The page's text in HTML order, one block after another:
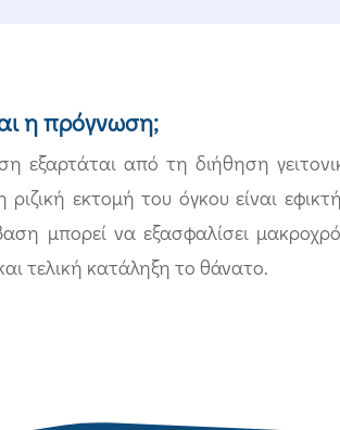
η πρόγνωση;
εξαρτάται από τη διήθηση
εκτομή του όγκου είναι
μπορεί να εξασφαλίσει
τελική κατάληξη το θάνατο.